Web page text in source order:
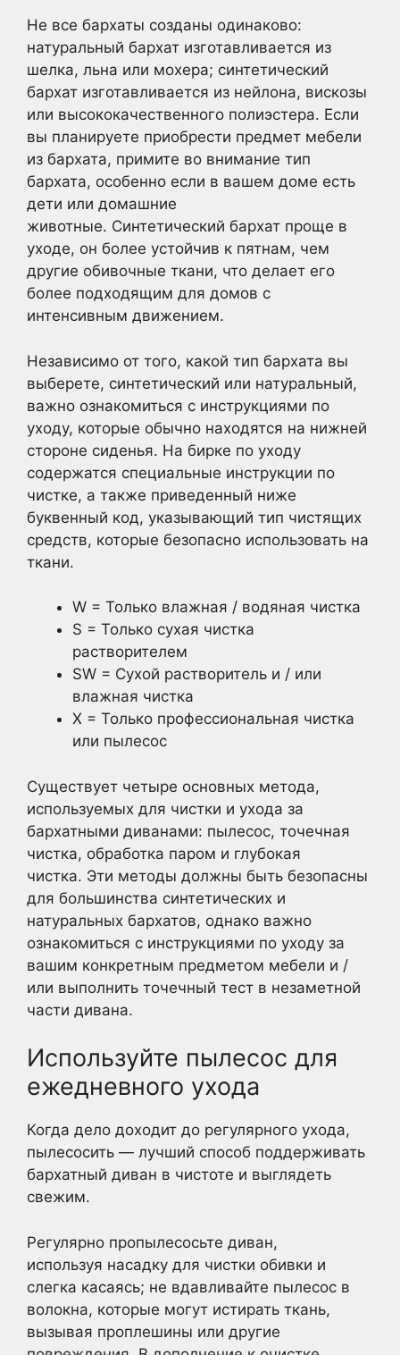
Не все бархаты созданы одинаково:
натуральный бархат изготавливается из
шелка, льна или мохера; синтетический
бархат изготавливается из нейлона, вискозы
или высококачественного полиэстера. Если
вы планируете приобрести предмет мебели
из бархата, примите во внимание тип
бархата, особенно если в вашем доме есть
дети или домашние
животные. Синтетический бархат проще в
уходе, он более устойчив к пятнам, чем
другие обивочные ткани, что делает его
более подходящим для домов с
интенсивным движением.
Независимо от того, какой тип бархата вы
выберете, синтетический или натуральный,
важно ознакомиться с инструкциями по
уходу, которые обычно находятся на нижней
стороне сиденья. На бирке по уходу
содержатся специальные инструкции по
чистке, а также приведенный ниже
буквенный код, указывающий тип чистящих
средств, которые безопасно использовать на
ткани.
W = Только влажная / водяная чистка
S = Только сухая чистка
растворителем
SW = Сухой растворитель и / или
влажная чистка
X = Только профессиональная чистка
или пылесос
Существует четыре основных метода,
используемых для чистки и ухода за
бархатными диванами: пылесос, точечная
чистка, обработка паром и глубокая
чистка. Эти методы должны быть безопасны
для большинства синтетических и
натуральных бархатов, однако важно
ознакомиться с инструкциями по уходу за
вашим конкретным предметом мебели и /
или выполнить точечный тест в незаметной
части дивана.
Используйте пылесос для
ежедневного ухода
Когда дело доходит до регулярного ухода,
пылесосить — лучший способ поддерживать
бархатный диван в чистоте и выглядеть
свежим.
Регулярно пропылесосьте диван,
используя насадку для чистки обивки и
слегка касаясь; не вдавливайте пылесос в
волокна, которые могут истирать ткань,
вызывая проплешины или другие